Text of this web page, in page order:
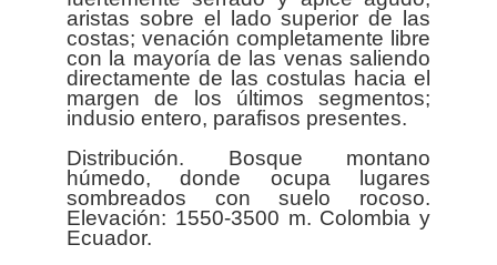
aristas sobre el lado superior de las
costas; venación completamente libre
con la mayoría de las venas saliendo
directamente de las costulas hacia el
margen de los últimos segmentos;
indusio entero, parafisos presentes.
Distribución. Bosque montano
húmedo, donde ocupa lugares
sombreados con suelo rocoso.
Elevación: 1550-3500 m. Colombia y
Ecuador.